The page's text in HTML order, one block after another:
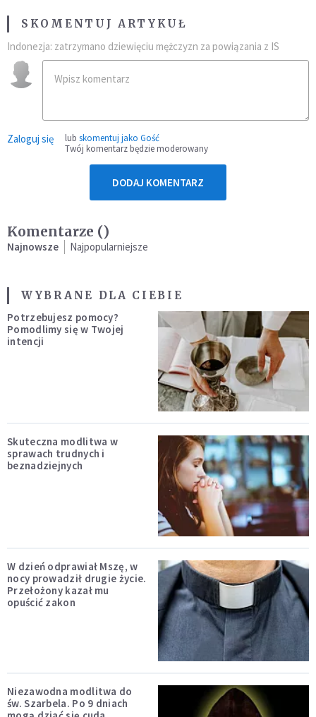
SKOMENTUJ ARTYKUŁ
Indonezja: zatrzymano dziewięciu mężczyzn za powiązania z IS
Zaloguj się lub skomentuj jako Gość
Twój komentarz będzie moderowany
DODAJ KOMENTARZ
Komentarze ()
Najnowsze Najpopularniejsze
WYBRANE DLA CIEBIE
Potrzebujesz pomocy?
Pomodlimy się w Twojej
intencji
Skuteczna modlitwa w
sprawach trudnych i
beznadziejnych
W dzień odprawiał Mszę, w
nocy prowadził drugie życie.
Przełożony kazał mu
opuścić zakon
Niezawodna modlitwa do
św. Szarbela. Po 9 dniach